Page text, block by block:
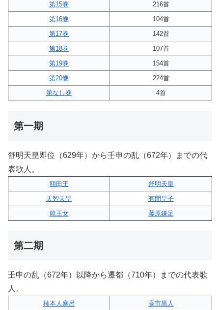
第15巻
216首
第16巻
104首
第17巻
142首
第18巻
107首
第19巻
154首
第20巻
224首
第なし巻
4首
第一期
舒明天皇即位（629年）から壬申の乱（672年）までの代
表歌人。
額田王
舒明天皇
天智天皇
有間皇子
鏡王女
藤原鎌足
第二期
壬申の乱（672年）以降から遷都（710年）までの代表歌
人。
柿本人麻呂
高市黒人